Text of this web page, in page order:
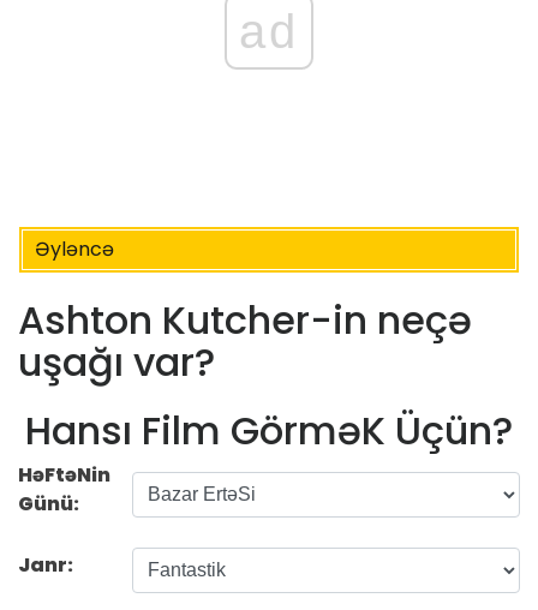
ad
Əyləncə
Ashton Kutcher-in neçə
uşağı var?
Hansı Film GörməK Üçün?
HəFtəNin
Günü:
Janr: